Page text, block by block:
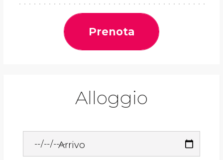
Prenota
Alloggio
Arrivo